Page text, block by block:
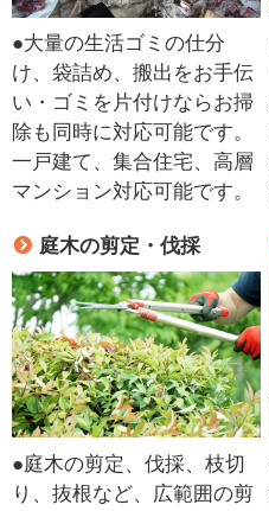
●大量の生活ゴミの仕分
け、袋詰め、搬出をお手伝
い・ゴミを片付けならお掃
除も同時に対応可能です。
一戸建て、集合住宅、高層
マンション対応可能です。
庭木の剪定・伐採
●庭木の剪定、伐採、枝切
り、抜根など、広範囲の剪